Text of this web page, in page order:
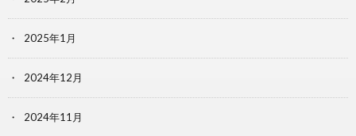
2025年1月
2024年12月
2024年11月